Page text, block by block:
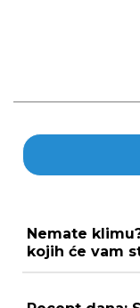
Nemate
kojih će vam